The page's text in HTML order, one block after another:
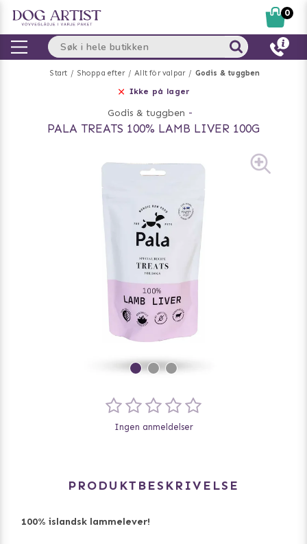
Start Shoppa efter Allt för valpar Godis & tuggben
Ikke på lager
Godis & tuggben -
PALA TREATS 100% LAMB LIVER 100G
Ingen anmeldelser
PRODUKTBESKRIVELSE
100% islandsk lammelever!
0